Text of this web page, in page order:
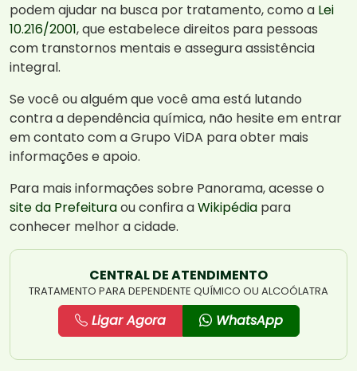
podem ajudar na busca por tratamento, como a Lei
10.216/2001, que estabelece direitos para pessoas
com transtornos mentais e assegura assistência
integral.
Se você ou alguém que você ama está lutando
contra a dependência química, não hesite em entrar
em contato com a Grupo ViDA para obter mais
informações e apoio.
Para mais informações sobre Panorama, acesse o
site da Prefeituraou confira aWikipédia para
conhecer melhor a cidade.
CENTRAL DE ATENDIMENTO
TRATAMENTO PARA DEPENDENTE QUÍMICO OU ALCOÓLATRA
Ligar Agora WhatsApp